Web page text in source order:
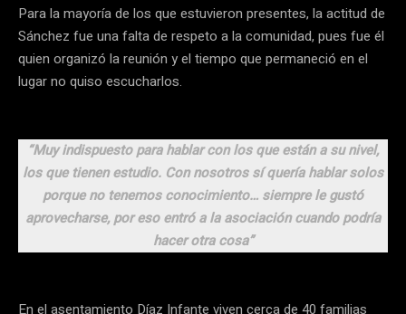
Para la mayoría de los que estuvieron presentes, la actitud de
Sánchez fue una falta de respeto a la comunidad, pues fue él
quien organizó la reunión y el tiempo que permaneció en el
lugar no quiso escucharlos.
“Muy indispuesto para hablar con los que están a su nivel,
los que tienen estudio. Con nosotros sí quería hablar solos
porque no tenemos conocimiento… siempre le gustó
aprovecharse, por eso entró a la asociación cuando podría
hacer otra cosa”
En el asentamiento Díaz Infante viven cerca de 40 familias